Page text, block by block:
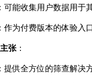
可能收集用户数据用于
作为付费版本的体验入
张：
提供全方位的筛查解决